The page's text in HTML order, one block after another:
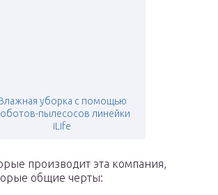
уборка с помощью
пылесосов линейки
iLife
производит эта компания,
общие черты: